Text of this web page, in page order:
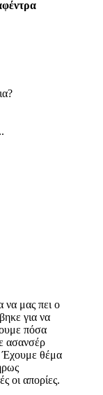
να μας πει ο
για να
πόσα
ασανσέρ
Έχουμε θέμα
οι απορίες.